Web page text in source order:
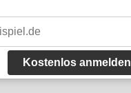
Kostenlos anmelden